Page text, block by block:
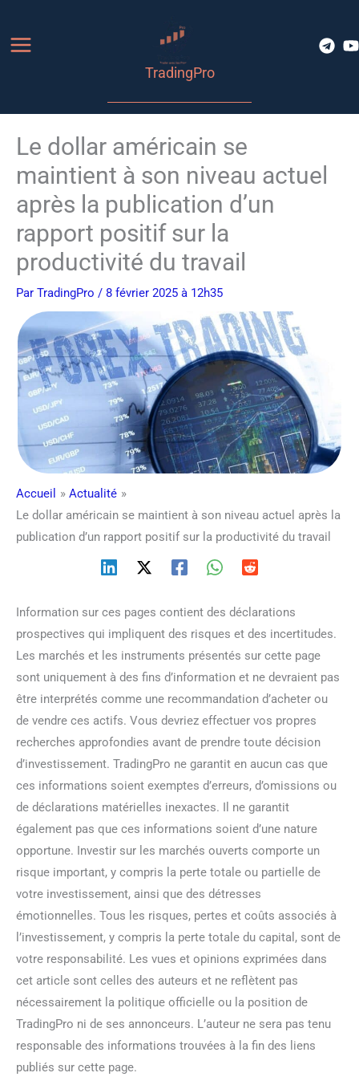
contenu
TradingPro
Le dollar américain se
maintient à son niveau actuel
après la publication d’un
rapport positif sur la
productivité du travail
Par TradingPro / 8 février 2025 à 12h35
Accueil
Actualité
Le dollar américain se maintient à son niveau actuel après la
publication d’un rapport positif sur la productivité du travail
Information sur ces pages contient des déclarations
prospectives qui impliquent des risques et des incertitudes.
Les marchés et les instruments présentés sur cette page
sont uniquement à des fins d’information et ne devraient pas
être interprétés comme une recommandation d’acheter ou
de vendre ces actifs. Vous devriez effectuer vos propres
recherches approfondies avant de prendre toute décision
d’investissement. TradingPro ne garantit en aucun cas que
ces informations soient exemptes d’erreurs, d’omissions ou
de déclarations matérielles inexactes. Il ne garantit
également pas que ces informations soient d’une nature
opportune. Investir sur les marchés ouverts comporte un
risque important, y compris la perte totale ou partielle de
votre investissement, ainsi que des détresses
émotionnelles. Tous les risques, pertes et coûts associés à
l’investissement, y compris la perte totale du capital, sont de
votre responsabilité. Les vues et opinions exprimées dans
cet article sont celles des auteurs et ne reflètent pas
nécessairement la politique officielle ou la position de
TradingPro ni de ses annonceurs. L’auteur ne sera pas tenu
responsable des informations trouvées à la fin des liens
publiés sur cette page.